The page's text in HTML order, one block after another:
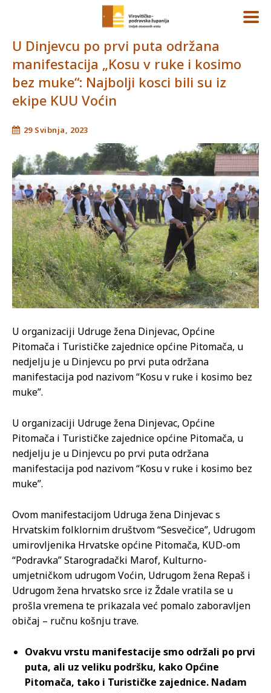
U Dinjevcu po prvi puta održana
manifestacija „Kosu v ruke i kosimo
bez muke“: Najbolji kosci bili su iz
ekipe KUU Voćin
29 Svibnja, 2023
U organizaciji Udruge žena Dinjevac, Općine
Pitomača i Turističke zajednice općine Pitomača, u
nedjelju je u Dinjevcu po prvi puta održana
manifestacija pod nazivom “Kosu v ruke i kosimo bez
muke”.
U organizaciji Udruge žena Dinjevac, Općine
Pitomača i Turističke zajednice općine Pitomača, u
nedjelju je u Dinjevcu po prvi puta održana
manifestacija pod nazivom “Kosu v ruke i kosimo bez
muke”.
Ovom manifestacijom Udruga žena Dinjevac s
Hrvatskim folklornim društvom “Sesvečice”, Udrugom
umirovljenika Hrvatske općine Pitomača, KUD-om
“Podravka” Starogradački Marof, Kulturno-
umjetničkom udrugom Voćin, Udrugom žena Repaš i
Udrugom žena hrvatsko srce iz Ždale vratila se u
prošla vremena te prikazala već pomalo zaboravljen
običaj – ručnu košnju trave.
Ovakvu vrstu manifestacije smo održali po prvi
puta, ali uz veliku podršku, kako Općine
Pitomača, tako i Turističke zajednice. Nadam